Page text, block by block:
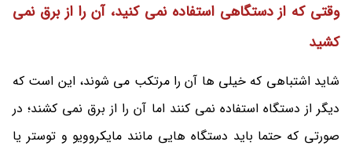
وقتی که از دستگاهی استفاده نمی کنید، آن را از برق نمی
کشید
شاید اشتباهی که خیلی ها آن را مرتکب می شوند، این است که
دیگر از دستگاه استفاده نمی کنند اما آن را از برق نمی کشند؛ در
صورتی که حتما باید دستگاه هایی مانند مایکروویو و توستر یا